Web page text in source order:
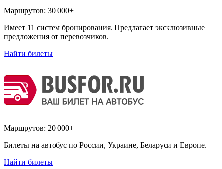
Маршрутов: 30 000+
Имеет 11 систем бронирования. Предлагает эксклюзивные
предложения от перевозчиков.
Найти билеты
Маршрутов: 20 000+
Билеты на автобус по России, Украине, Беларуси и Европе.
Найти билеты